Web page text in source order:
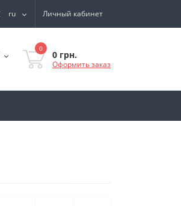
ru Личный кабинет
0
0 грн.
Оформить заказ